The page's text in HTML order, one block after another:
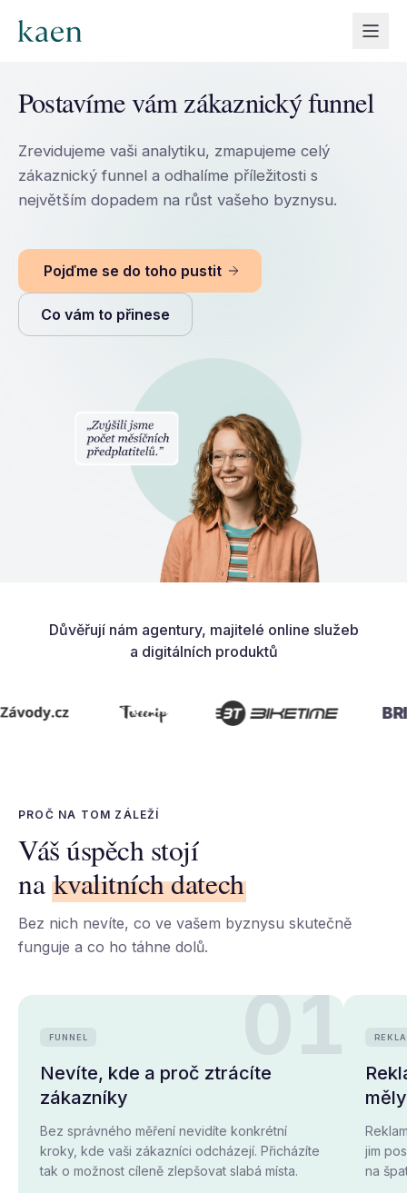
Postavíme vám zákaznický funnel
Zrevidujeme vaši analytiku, zmapujeme celý
zákaznický funnel a odhalíme příležitosti s
největším dopadem na růst vašeho byznysu.
Pojďme se do toho pustit
Co vám to přinese
Důvěřují nám agentury, majitelé online služeb
a digitálních produktů
PROČ NA TOM ZÁLEŽÍ
Váš úspěch stojí
na kvalitních datech
Bez nich nevíte, co ve vašem byznysu skutečně
funguje a co ho táhne dolů.
01
FUNNEL
Nevíte, kde a proč ztrácíte
zákazníky
Bez správného měření nevidíte konkrétní
kroky, kde vaši zákazníci odcházejí. Přicházíte
tak o možnost cíleně zlepšovat slabá místa.
měly
jim
na